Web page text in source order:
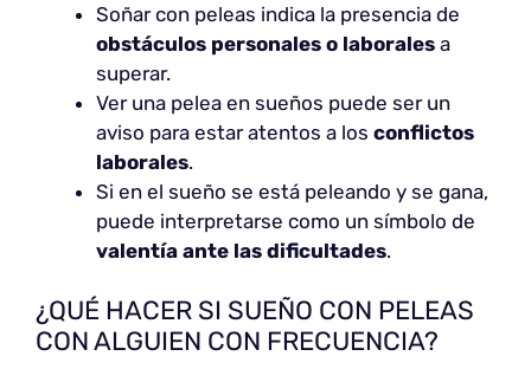
Soñar con peleas indica la presencia de
obstáculos personales o laborales a
superar.
Ver una pelea en sueños puede ser un
aviso para estar atentos a los conflictos
laborales.
Si en el sueño se está peleando y se gana,
puede interpretarse como un símbolo de
valentía ante las dificultades.
¿QUÉ HACER SI SUEÑO CON PELEAS
CON ALGUIEN CON FRECUENCIA?